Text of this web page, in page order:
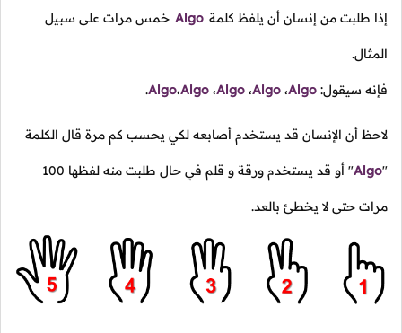
إذا طلبت من إنسان أن يلفظ كلمة Algo خمس مرات على سبيل
المثال.
فإنه سيقول: Algo، Algo، Algo، Algo،Algo
.
لاحظ أن الإنسان قد يستخدم أصابعه لكي يحسب كم مرة قال الكلمة
"
Algo
" أو قد يستخدم ورقة و قلم في حال طلبت منه لفظها 100
مرات حتى لا يخطئ بالعد.